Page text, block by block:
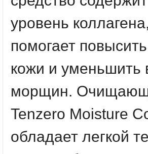
уровень
помогает повысить
кожи и уменьшить
морщин.
Tenzero Moisture
обладает легкой